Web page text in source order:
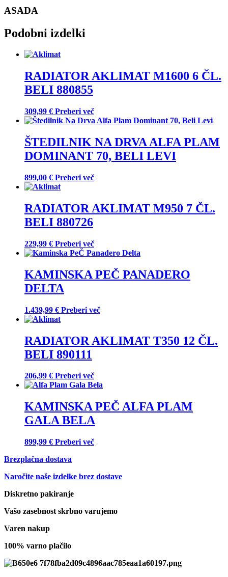
ASADA
Podobni izdelki
RADIATOR AKLIMAT M1600 6 ČL.
BELI 880855
309,99 € Preberi več
ŠTEDILNIK NA DRVA ALFA PLAM
DOMINANT 70, BELI LEVI
899,00 € Preberi več
RADIATOR AKLIMAT M950 7 ČL.
BELI 880726
229,99 € Preberi več
KAMINSKA PEČ PANADERO
DELTA
1.439,99 € Preberi več
RADIATOR AKLIMAT T350 12 ČL.
BELI 890111
206,99 € Preberi več
KAMINSKA PEČ ALFA PLAM
GALA BELA
899,99 € Preberi več
Brezplačna dostava
Naročite naše izdelke brez dostave
Diskretno pakiranje
Vašo zasebnost skrbno varujemo
Varen nakup
100% varno plačilo